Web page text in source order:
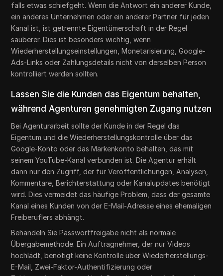
falls etwas schiefgeht. Wenn die Antwort ein anderer Kunde,
ein anderes Unternehmen oder ein anderer Partner für jeden
Kanal ist, ist getrennte Eigentümerschaft in der Regel
sauberer. Dies ist besonders wichtig, wenn
Wiederherstellungseinstellungen, Monetarisierung, Google-
Ads-Links oder Zahlungsdetails nicht von derselben Person
kontrolliert werden sollten.
Lassen Sie die Kunden das Eigentum behalten,
während Agenturen genehmigten Zugang nutzen
Bei Agenturarbeit sollte der Kunde in der Regel das
Eigentum und die Wiederherstellungskontrolle über das
Google-Konto oder das Markenkonto behalten, das mit
seinem YouTube-Kanal verbunden ist. Die Agentur erhält
dann nur den Zugriff, der für Veröffentlichungen, Analysen,
Kommentare, Berichterstattung oder Kanalupdates benötigt
wird. Dies vermeidet das häufige Problem, dass der gesamte
Kanal eines Kunden von der E-Mail-Adresse eines ehemaligen
Freiberuflers abhängt.
Behandeln Sie Passwortfreigabe nicht als normale
Übergabemethode. Ein Auftragnehmer, der nur Videos
hochlädt, benötigt keine Kontrolle über Wiederherstellungs-
E-Mail, Zwei-Faktor-Authentifizierung oder